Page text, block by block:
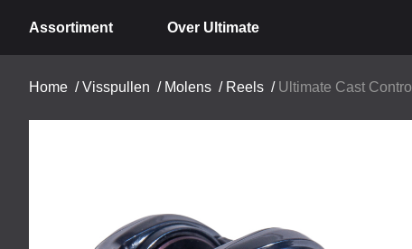
Assortiment Over Ultimate
Home /Visspullen / Molens / Reels / Ultimate Cast